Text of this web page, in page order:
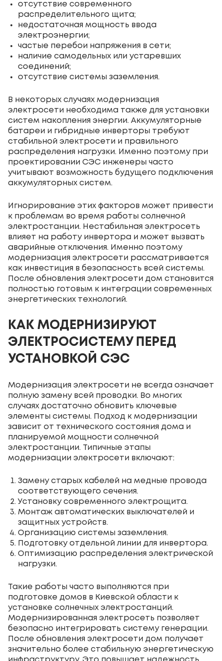
отсутствие современного
распределительного щита;
недостаточная мощность ввода
электроэнергии;
частые перебои напряжения в сети;
наличие самодельных или устаревших
соединений;
отсутствие системы заземления.
В некоторых случаях модернизация
электросети необходима также для установки
систем накопления энергии. Аккумуляторные
батареи и гибридные инверторы требуют
стабильной электросети и правильного
распределения нагрузки. Именно поэтому при
проектировании СЭС инженеры часто
учитывают возможность будущего подключения
аккумуляторных систем.
Игнорирование этих факторов может привести
к проблемам во время работы солнечной
электростанции. Нестабильная электросеть
влияет на работу инвертора и может вызвать
аварийные отключения. Именно поэтому
модернизация электросети рассматривается
как инвестиция в безопасность всей системы.
После обновления электросети дом становится
полностью готовым к интеграции современных
энергетических технологий.
КАК МОДЕРНИЗИРУЮТ
ЭЛЕКТРОСИСТЕМУ ПЕРЕД
УСТАНОВКОЙ СЭС
Модернизация электросети не всегда означает
полную замену всей проводки. Во многих
случаях достаточно обновить ключевые
элементы системы. Подход к модернизации
зависит от технического состояния дома и
планируемой мощности солнечной
электростанции. Типичные этапы
модернизации электросети включают:
Замену старых кабелей на медные провода
соответствующего сечения.
Установку современного электрощита.
Монтаж автоматических выключателей и
защитных устройств.
Организацию системы заземления.
Подготовку отдельной линии для инвертора.
Оптимизацию распределения электрической
нагрузки.
Такие работы часто выполняются при
подготовке домов в Киевской области к
установке солнечных электростанций.
Модернизированная электросеть позволяет
безопасно интегрировать систему генерации.
После обновления электросети дом получает
значительно более стабильную энергетическую